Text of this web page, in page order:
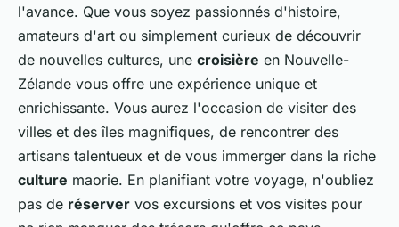
l'avance. Que vous soyez passionnés d'histoire,
amateurs d'art ou simplement curieux de découvrir
de nouvelles cultures, une croisière en Nouvelle-
Zélande vous offre une expérience unique et
enrichissante. Vous aurez l'occasion de visiter des
villes et des îles magnifiques, de rencontrer des
artisans talentueux et de vous immerger dans la riche
culture maorie. En planifiant votre voyage, n'oubliez
pas de réserver vos excursions et vos visites pour